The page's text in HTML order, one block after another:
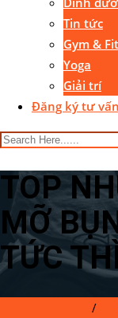
Tin tức
Gym &
Yoga
Giải trí
Đăng ký tư vấn
TOP
MỠ
TỨC
/